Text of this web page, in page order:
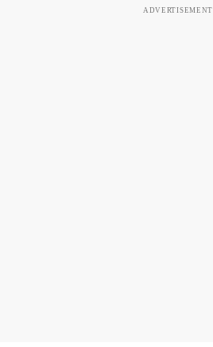
ADVERTISEMENT